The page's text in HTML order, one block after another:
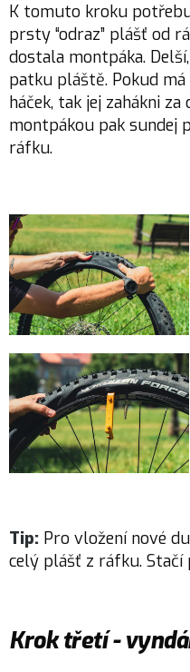
K tomuto kroku
prsty “odraz” plášť od
dostala montpáka.
patku pláště. Pokud
háček, tak jej zahákni
montpákou pak sundej
ráfku.
Tip: Pro vložení nové
celý plášť z ráfku. Stačí
Krok třetí -